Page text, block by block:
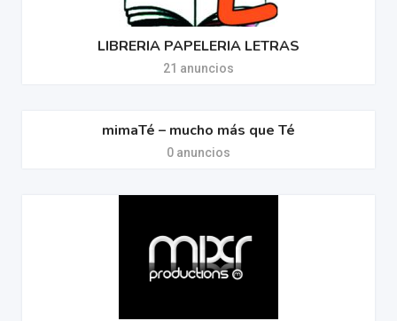
LIBRERIA PAPELERIA LETRAS
21 anuncios
mimaTé – mucho más que Té
0 anuncios